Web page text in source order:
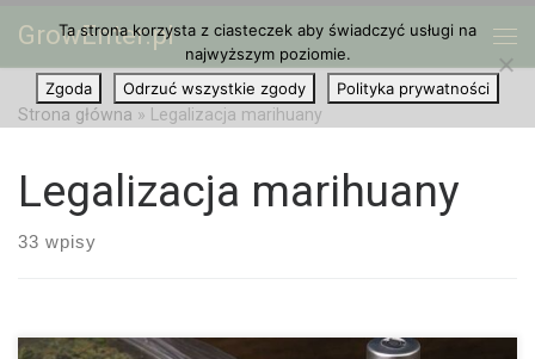
Przejdź do treści
GrowEnter.pl
Strona główna » Legalizacja marihuany
Legalizacja marihuany
33 wpisy
Ta strona korzysta z ciasteczek aby świadczyć usługi na
najwyższym poziomie.
Zgoda
Odrzuć wszystkie zgody Polityka prywatności